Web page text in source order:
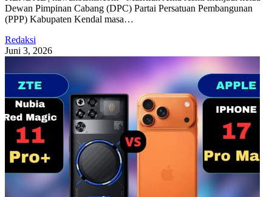
Dewan Pimpinan Cabang (DPC) Partai Persatuan Pembangunan
(PPP) Kabupaten Kendal masa…
Redaksi
Juni 3, 2026